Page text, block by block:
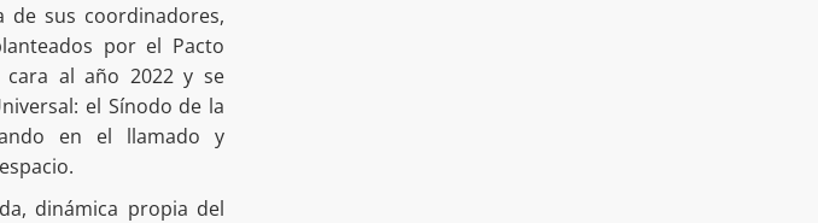
de sus coordinadores,
por el Pacto
cara al año 2022 y se
el Sínodo de la
en el llamado y
dinámica propia del